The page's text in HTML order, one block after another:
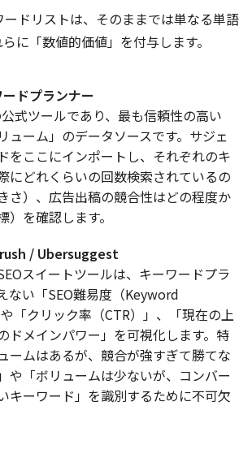
ドリストは、そのままでは単なる単語
に「数値的価値」を付与します。
ドプランナー
式ツールであり、最も信頼性の高い
ューム」のデータソースです。サジェ
をここにインポートし、それぞれのキ
にどれくらいの回数検索されているの
さ）、広告出稿の競合性はどの程度か
）を確認します。
/ Ubersuggest
スイートツールは、キーワードプラ
ない「SEO難易度（Keyword
「クリック率（CTR）」、「現在の上
ドメインパワー」を可視化します。特
ームはあるが、競合が強すぎて勝てな
や「ボリュームは少ないが、コンバー
キーワード」を識別するために不可欠